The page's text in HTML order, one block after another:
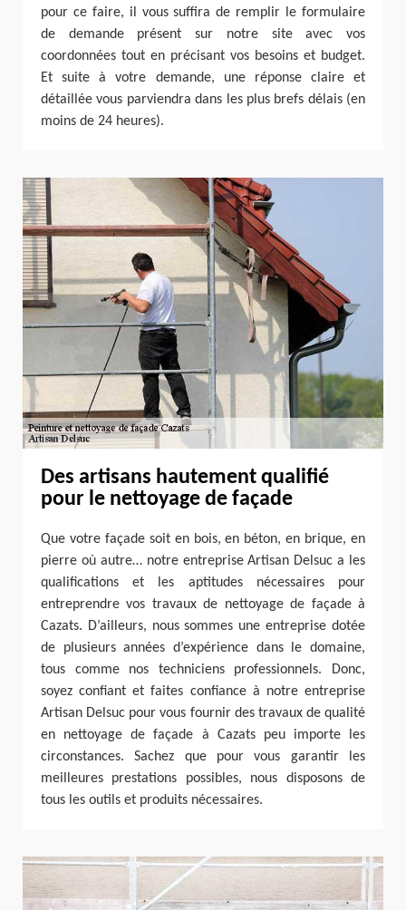
pour ce faire, il vous suffira de remplir le formulaire
de demande présent sur notre site avec vos
coordonnées tout en précisant vos besoins et budget.
Et suite à votre demande, une réponse claire et
détaillée vous parviendra dans les plus brefs délais (en
moins de 24 heures).
Des artisans hautement qualifié
pour le nettoyage de façade
Que votre façade soit en bois, en béton, en brique, en
pierre où autre… notre entreprise Artisan Delsuc a les
qualifications et les aptitudes nécessaires pour
entreprendre vos travaux de nettoyage de façade à
Cazats. D’ailleurs, nous sommes une entreprise dotée
de plusieurs années d’expérience dans le domaine,
tous comme nos techniciens professionnels. Donc,
soyez confiant et faites confiance à notre entreprise
Artisan Delsuc pour vous fournir des travaux de qualité
en nettoyage de façade à Cazats peu importe les
circonstances. Sachez que pour vous garantir les
meilleures prestations possibles, nous disposons de
tous les outils et produits nécessaires.